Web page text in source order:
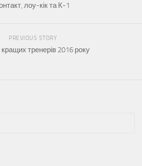
лоу-кік та К-1
PREVIOUS STORY
тренерів 2016 року